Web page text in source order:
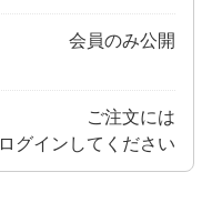
会員のみ公開
ご注文には
ログイン してください